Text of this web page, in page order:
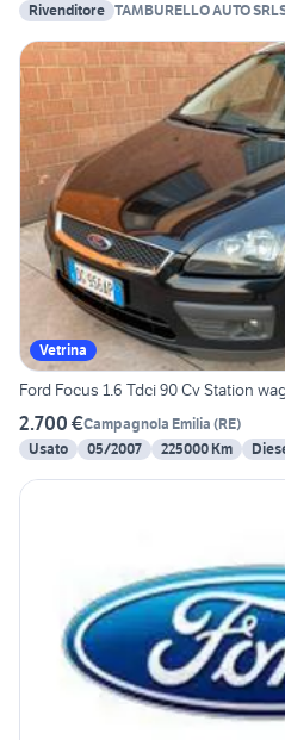
Rivenditore TAMBURELLO AUTO
Vetrina
Ford Focus 1.6 Tdci 90 Cv Station
2.700 €Campagnola Emilia (RE)
Usato
05/2007 225000 Km